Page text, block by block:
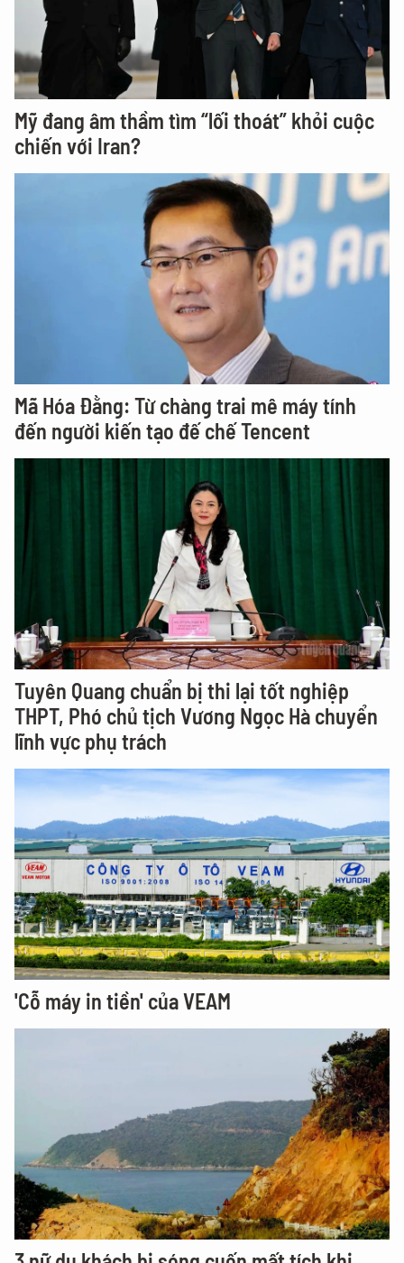
Mỹ đang âm thầm tìm “lối thoát” khỏi cuộc
chiến với Iran?
Mã Hóa Đằng: Từ chàng trai mê máy tính
đến người kiến tạo đế chế Tencent
Tuyên Quang chuẩn bị thi lại tốt nghiệp
THPT, Phó chủ tịch Vương Ngọc Hà chuyển
lĩnh vực phụ trách
'Cỗ máy in tiền' của VEAM